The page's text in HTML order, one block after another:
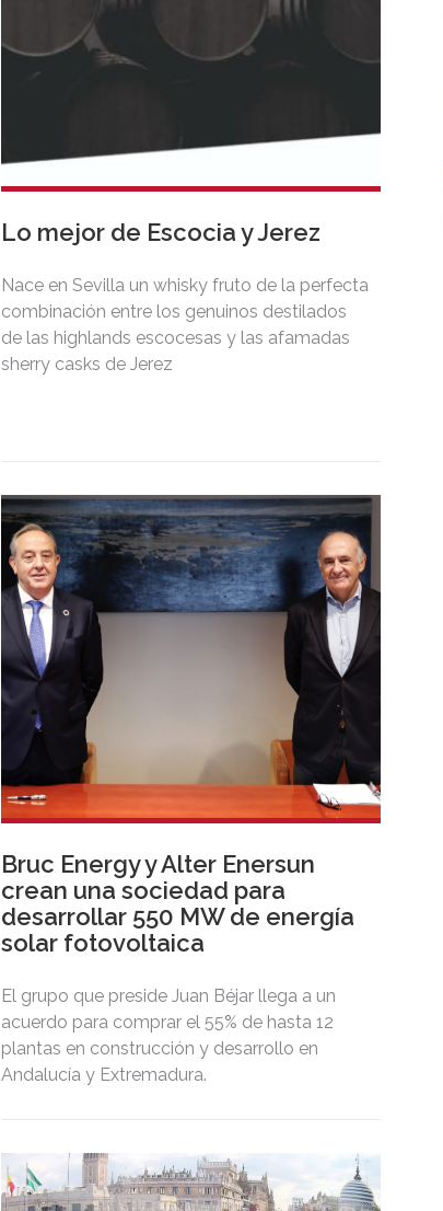
Lo mejor de Escocia y Jerez
Nace en Sevilla un whisky fruto de la perfecta
combinación entre los genuinos destilados
de las highlands escocesas y las afamadas
sherry casks de Jerez
Bruc Energy y Alter Enersun
crean una sociedad para
desarrollar 550 MW de energía
solar fotovoltaica
El grupo que preside Juan Béjar llega a un
acuerdo para comprar el 55% de hasta 12
plantas en construcción y desarrollo en
Andalucía y Extremadura.